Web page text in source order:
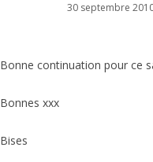
30 septembre
Bonne continuation pour ce
Bonnes xxx
Bises